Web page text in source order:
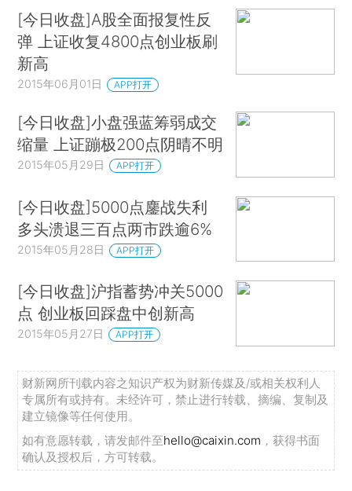
[今日收盘]A股全面报复性反
弹 上证收复4800点创业板刷
新高
2015年06月01日 APP打开
[今日收盘]小盘强蓝筹弱成交
缩量 上证蹦极200点阴晴不明
2015年05月29日 APP打开
[今日收盘]5000点鏖战失利
多头溃退三百点两市跌逾6%
2015年05月28日 APP打开
[今日收盘]沪指蓄势冲关5000
点 创业板回踩盘中创新高
2015年05月27日 APP打开
财新网所刊载内容之知识产权为财新传媒及/或相关权利人
专属所有或持有。未经许可，禁止进行转载、摘编、复制及
建立镜像等任何使用。
如有意愿转载，请发邮件至hello@caixin.com ，获得书面
确认及授权后，方可转载。